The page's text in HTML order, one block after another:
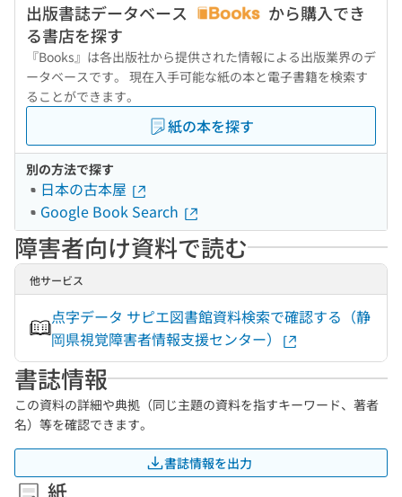
出版書誌データベース
から購入でき
る書店を探す
『Books』は各出版社から提供された情報による出版業界のデ
ータベースです。 現在入手可能な紙の本と電子書籍を検索す
ることができます。
紙の本を探す
別の方法で探す
日本の古本屋
Google Book Search
障害者向け資料で読む
他サービス
点字データ サピエ図書館資料検索で確認する（静
岡県視覚障害者情報支援センター）
書誌情報
この資料の詳細や典拠（同じ主題の資料を指すキーワード、著者
名）等を確認できます。
書誌情報を出力
紙